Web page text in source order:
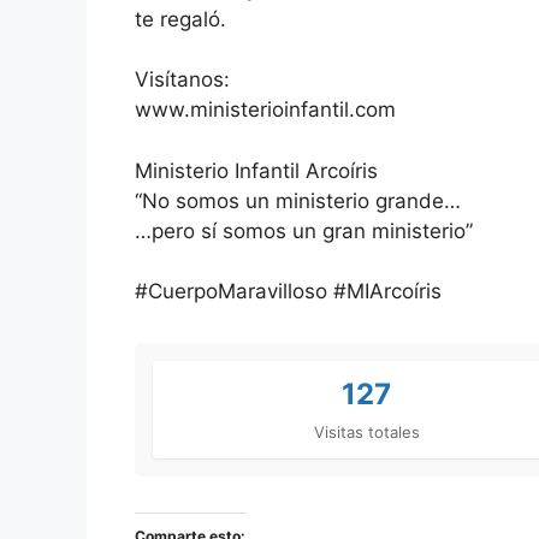
te regaló.
Visítanos:
www.ministerioinfantil.com
Ministerio Infantil Arcoíris
“No somos un ministerio grande…
…pero sí somos un gran ministerio”
#CuerpoMaravilloso #MIArcoíris
127
Visitas totales